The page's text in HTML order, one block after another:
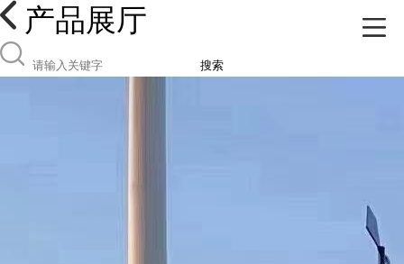
产品展厅
搜索